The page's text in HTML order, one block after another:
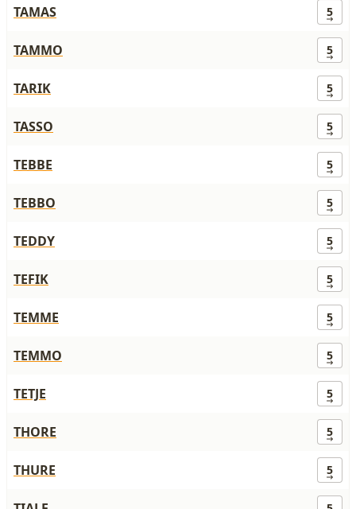
TAMAS 5
TAMMO 5
TARIK 5
TASSO 5
TEBBE 5
TEBBO 5
TEDDY 5
TEFIK 5
TEMME 5
TEMMO 5
TETJE 5
THORE 5
THURE 5